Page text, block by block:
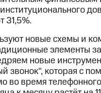
31,5%.
новые схемы и
элементы
новые
звонок“, которая с
во время